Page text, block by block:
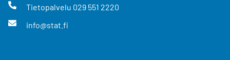
Tietopalvelu 029 551 2220
info@stat.fi